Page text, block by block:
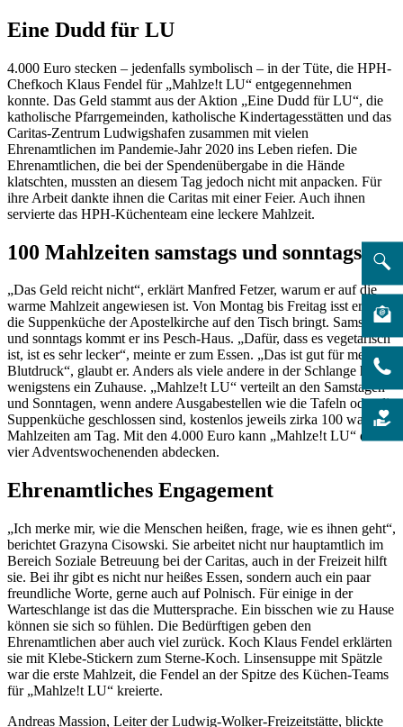
Eine Dudd für LU
4.000 Euro stecken – jedenfalls symbolisch – in der Tüte, die HPH-
Chefkoch Klaus Fendel für „Mahlze!t LU“ entgegennehmen
konnte. Das Geld stammt aus der Aktion „Eine Dudd für LU“, die
katholische Pfarrgemeinden, katholische Kindertagesstätten und das
Caritas-Zentrum Ludwigshafen zusammen mit vielen
Ehrenamtlichen im Pandemie-Jahr 2020 ins Leben riefen. Die
Ehrenamtlichen, die bei der Spendenübergabe in die Hände
klatschten, mussten an diesem Tag jedoch nicht mit anpacken. Für
ihre Arbeit dankte ihnen die Caritas mit einer Feier. Auch ihnen
servierte das HPH-Küchenteam eine leckere Mahlzeit.
100 Mahlzeiten samstags und sonntags
„Das Geld reicht nicht“, erklärt Manfred Fetzer, warum er auf die
warme Mahlzeit angewiesen ist. Von Montag bis Freitag isst er, was
die Suppenküche der Apostelkirche auf den Tisch bringt. Samstags
und sonntags kommt er ins Pesch-Haus. „Dafür, dass es vegetarisch
ist, ist es sehr lecker“, meinte er zum Essen. „Das ist gut für meinen
Blutdruck“, glaubt er. Anders als viele andere in der Schlange hat er
wenigstens ein Zuhause. „Mahlze!t LU“ verteilt an den Samstagen
und Sonntagen, wenn andere Ausgabestellen wie die Tafeln oder die
Suppenküche geschlossen sind, kostenlos jeweils zirka 100 warme
Mahlzeiten am Tag. Mit den 4.000 Euro kann „Mahlze!t LU“ die
vier Adventswochenenden abdecken.
Ehrenamtliches Engagement
„Ich merke mir, wie die Menschen heißen, frage, wie es ihnen geht“,
berichtet Grazyna Cisowski. Sie arbeitet nicht nur hauptamtlich im
Bereich Soziale Betreuung bei der Caritas, auch in der Freizeit hilft
sie. Bei ihr gibt es nicht nur heißes Essen, sondern auch ein paar
freundliche Worte, gerne auch auf Polnisch. Für einige in der
Warteschlange ist das die Muttersprache. Ein bisschen wie zu Hause
können sie sich so fühlen. Die Bedürftigen geben den
Ehrenamtlichen aber auch viel zurück. Koch Klaus Fendel erklärten
sie mit Klebe-Stickern zum Sterne-Koch. Linsensuppe mit Spätzle
war die erste Mahlzeit, die Fendel an der Spitze des Küchen-Teams
für „Mahlze!t LU“ kreierte.
Andreas Massion, Leiter der Ludwig-Wolker-Freizeitstätte, blickte